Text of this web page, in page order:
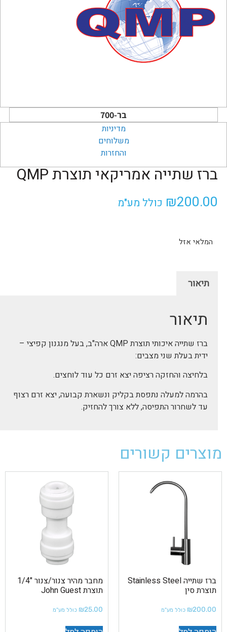
בר-700
מדיניות
משלוחים
והחזרות
ברז שתייה אמריקאי תוצרת QMP
₪200.00 כולל מע"מ
המלאי אזל
תיאור
תיאור
ברז שתייה איכותי תוצרת QMP ארה"ב, בעל מנגנון קפיצי –
ידית בעלת שני מצבים:
בלחיצה והחזקה רציפה יצא זרם כל עוד לוחצים.
בהרמה למעלה נתפסת בקליק ונשארת קבועה, יצא זרם רצוף
עד לשחרור התפיסה, ללא צורך להחזיק.
מוצרים קשורים
ברז שתייה Stainless Steel
תוצרת סין
₪200.00 כולל מע"מ
מחבר מהיר צנור/צנור "1/4
תוצרת John Guest
₪25.00 כולל מע"מ